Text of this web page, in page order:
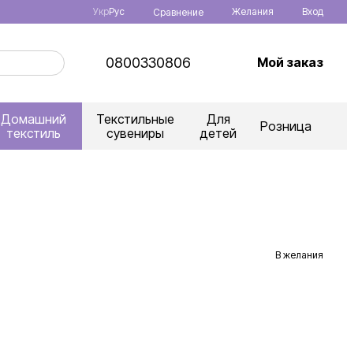
УкрРус Сравнение Желания Вход
0800330806 Мой заказ
Домашний
текстиль
Текстильные
сувениры
Для
детей
Розница
В желания